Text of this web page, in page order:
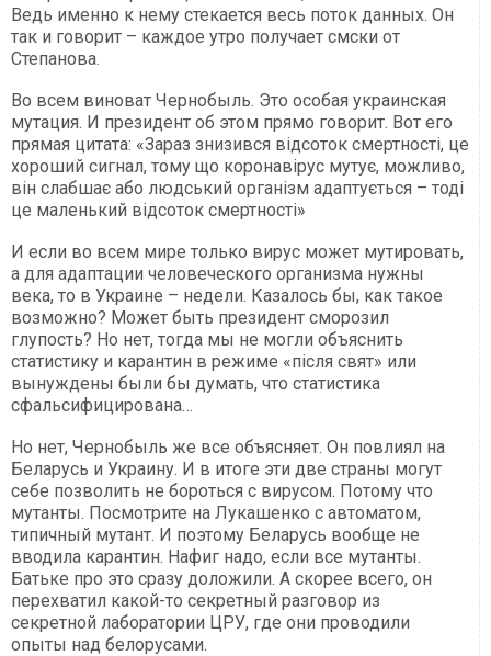
Ведь именно к нему стекается весь поток данных. Он
так и говорит – каждое утро получает смски от
Степанова.
Во всем виноват Чернобыль. Это особая украинская
мутация. И президент об этом прямо говорит. Вот его
прямая цитата: «Зараз знизився відсоток смертності, це
хороший сигнал, тому що коронавірус мутує, можливо,
він слабшає або людський організм адаптується – тоді
це маленький відсоток смертності»
И если во всем мире только вирус может мутировать,
а для адаптации человеческого организма нужны
века, то в Украине – недели. Казалось бы, как такое
возможно? Может быть президент сморозил
глупость? Но нет, тогда мы не могли объяснить
статистику и карантин в режиме «після свят» или
вынуждены были бы думать, что статистика
сфальсифицирована…
Но нет, Чернобыль же все объясняет. Он повлиял на
Беларусь и Украину. И в итоге эти две страны могут
себе позволить не бороться с вирусом. Потому что
мутанты. Посмотрите на Лукашенко с автоматом,
типичный мутант. И поэтому Беларусь вообще не
вводила карантин. Нафиг надо, если все мутанты.
Батьке про это сразу доложили. А скорее всего, он
перехватил какой-то секретный разговор из
секретной лаборатории ЦРУ, где они проводили
опыты над белорусами.